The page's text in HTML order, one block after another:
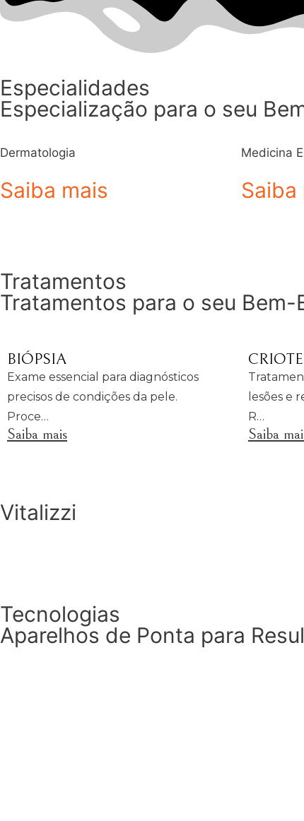
Especialidades
Especialização para o seu
Dermatologia
Saiba mais
Medicina
Saiba
Tratamentos
Tratamentos para o seu Bem-
BIÓPSIA
Exame essencial para diagnósticos
precisos de condições da pele.
Proce…
Saiba mais
lesões e
R…
Saiba
Vitalizzi
Tecnologias
Aparelhos de Ponta para